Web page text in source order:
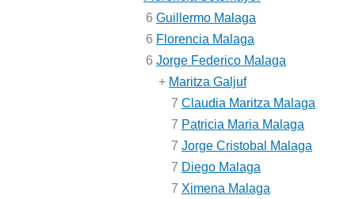
6 Guillermo Malaga
6 Florencia Malaga
6 Jorge Federico Malaga
+ Maritza Galjuf
7 Claudia Maritza Malaga
7 Patricia Maria Malaga
7 Jorge Cristobal Malaga
7 Diego Malaga
7 Ximena Malaga